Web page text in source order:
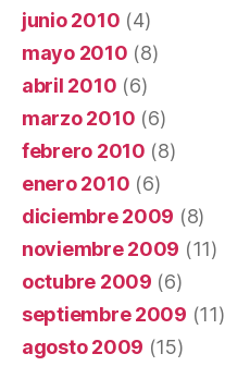
junio 2010 (4)
mayo 2010 (8)
abril 2010 (6)
marzo 2010 (6)
febrero 2010 (8)
enero 2010 (6)
diciembre 2009 (8)
noviembre 2009 (11)
octubre 2009 (6)
septiembre 2009 (11)
agosto 2009 (15)